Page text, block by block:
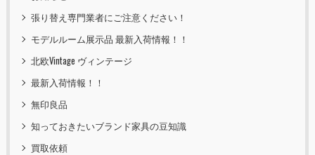
張り替え専門業者にご注意ください！
モデルルーム展示品 最新入荷情報！！
北欧Vintage ヴィンテージ
最新入荷情報！！
無印良品
知っておきたいブランド家具の豆知識
買取依頼